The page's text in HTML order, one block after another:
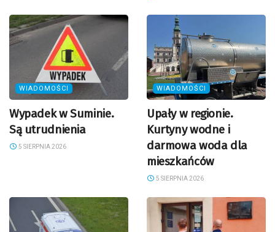
WIADOMOŚCI
Wypadek w Suminie.
Są utrudnienia
5 SIERPNIA 2026
WIADOMOŚCI
Upały w regionie.
Kurtyny wodne i
darmowa woda dla
mieszkańców
5 SIERPNIA 2026